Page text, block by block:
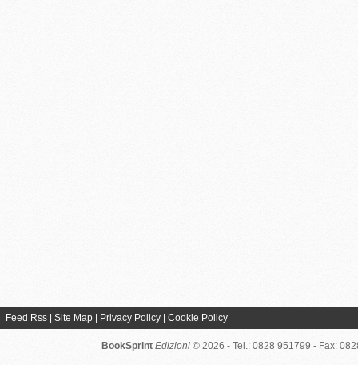
Feed Rss Site Map Privacy Policy Cookie Policy
BookSprint Edizioni © 2026 - Tel.: 0828 951799 - Fax: